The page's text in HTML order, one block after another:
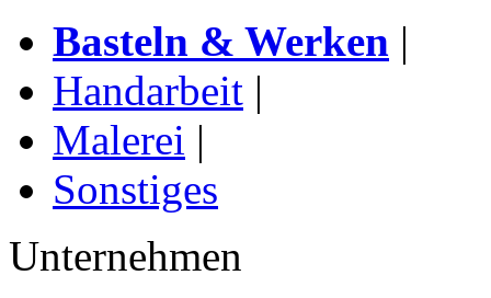
Basteln & Werken |
Handarbeit |
Malerei |
Sonstiges
Unternehmen